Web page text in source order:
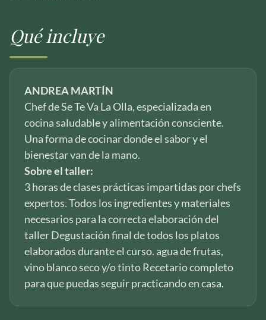
Qué incluye
ANDREA MARTÍN
Chef de Se Te Va La Olla, especializada en
cocina saludable y alimentación consciente.
Una forma de cocinar donde el sabor y el
bienestar van de la mano.
Sobre el taller:
3 horas de clases prácticas impartidas por chefs
expertos. Todos los ingredientes y materiales
necesarios para la correcta elaboración del
taller Degustación final de todos los platos
elaborados durante el curso. agua de frutas,
vino blanco seco y/o tinto Recetario completo
para que puedas seguir practicando en casa.